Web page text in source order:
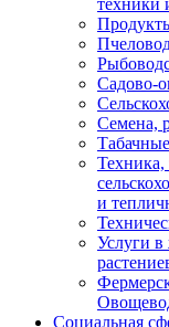
техники
Садово-
Семена,
Техника,
и
Услуги в
Социальная